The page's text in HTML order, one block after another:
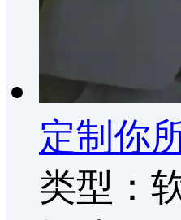
定制你
类型：